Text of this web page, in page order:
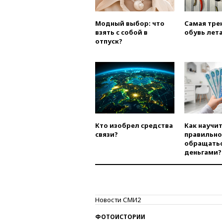
Модный выбор: что
взять с собой в
отпуск?
Самая
обувь
Кто изобрел средства
связи?
Как
правильно
деньгами?
Новости СМИ2
ФОТОИСТОРИИ